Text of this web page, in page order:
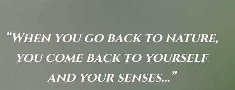
“When you go back to nature,
you come back to yourself
and your senses…”